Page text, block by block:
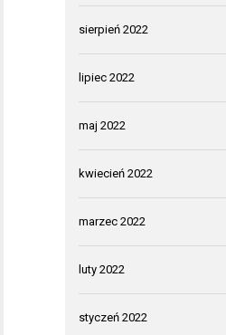
sierpień 2022
lipiec 2022
maj 2022
kwiecień 2022
marzec 2022
luty 2022
styczeń 2022